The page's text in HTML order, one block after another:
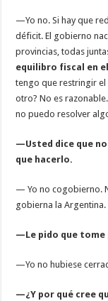
—Yo no. Si hay que
déficit. El gobierno
provincias, todas
equilibro fiscal en
tengo que restringir
otro? No es
no puedo resolver
—Usted dice que
que hacerlo.
— Yo no cogobierno.
gobierna la
—Le pido que tome
—Yo no hubiese
—¿Y por qué cree